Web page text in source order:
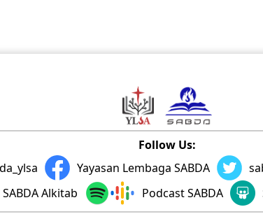
Follow Us:
Yayasan Lembaga SABDA
SABDA Alkitab
Podcast SABDA